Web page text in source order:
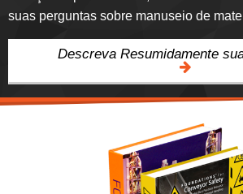
suas perguntas sobre manuseio de
Descreva Resumidamente